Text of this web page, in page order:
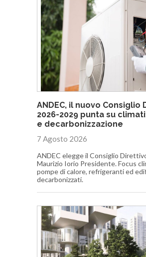
ANDEC, il nuovo Consiglio
2026-2029 punta su
e decarbonizzazione
7 Agosto 2026
ANDEC elegge il Consiglio
Maurizio Iorio Presidente. Focus
pompe di calore, refrigeranti ed
decarbonizzati.